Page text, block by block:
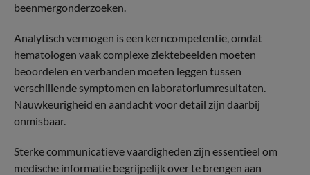
beenmergonderzoeken.
Analytisch vermogen is een kerncompetentie, omdat
hematologen vaak complexe ziektebeelden moeten
beoordelen en verbanden moeten leggen tussen
verschillende symptomen en laboratoriumresultaten.
Nauwkeurigheid en aandacht voor detail zijn daarbij
onmisbaar.
Sterke communicatieve vaardigheden zijn essentieel om
medische informatie begrijpelijk over te brengen aan